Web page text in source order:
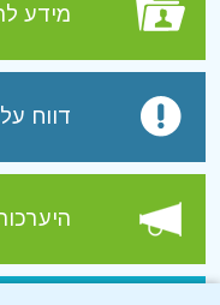
מידע
דווח